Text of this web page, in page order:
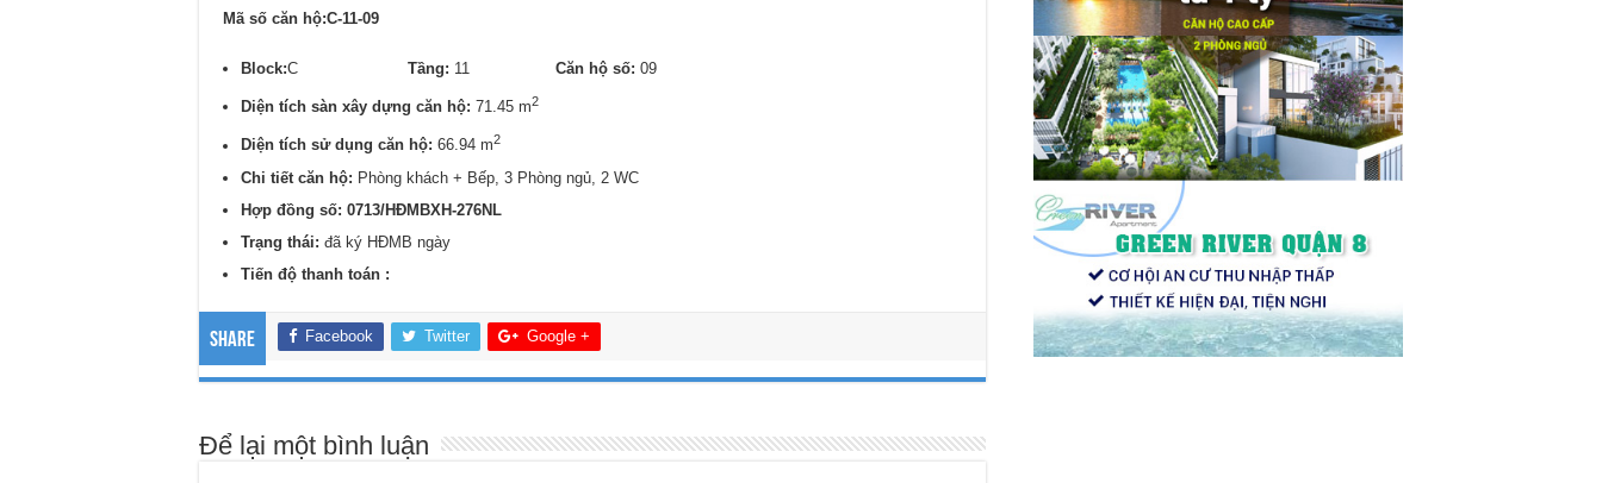
Mã số căn hộ:C-11-09
Block:C Tầng: 11 Căn hộ số: 09
Diện tích sàn xây dựng căn hộ: 71.45 m2
Diện tích sử dụng căn hộ: 66.94 m2
Chi tiết căn hộ: Phòng khách + Bếp, 3 Phòng ngủ, 2 WC
Hợp đồng số: 0713/HĐMBXH-276NL
Trạng thái: đã ký HĐMB ngày
Tiến độ thanh toán :
Share Facebook Twitter Google +
Để lại một bình luận